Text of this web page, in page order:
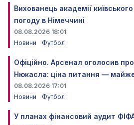
Вихованець академії
погоду в Німеччині
08.08.2026 18:01
Новини
Футбол
Офіційно. Арсенал оголосив
Нюкасла: ціна питання —
08.08.2026 17:01
Новини
Футбол
У планах фінансовий аудит